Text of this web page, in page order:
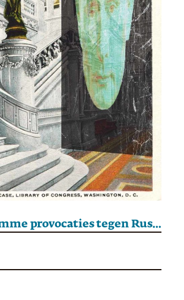
Stop de domme provocaties tegen Rusland